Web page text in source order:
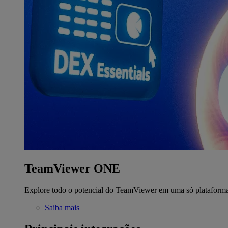
TeamViewer ONE
Explore todo o potencial do TeamViewer em uma só
Saiba mais